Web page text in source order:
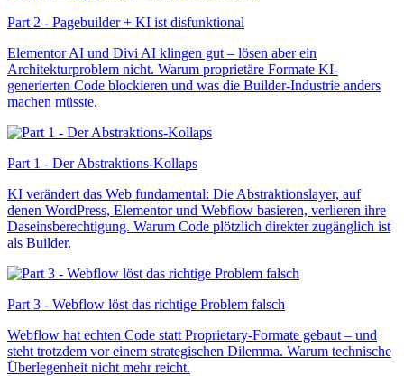
Part 2 - Pagebuilder + KI ist disfunktional
Elementor AI und Divi AI klingen gut – lösen aber ein
Architekturproblem nicht. Warum proprietäre Formate KI-
generierten Code blockieren und was die Builder-Industrie anders
machen müsste.
Part 1 - Der Abstraktions-Kollaps
KI verändert das Web fundamental: Die Abstraktionslayer, auf
denen WordPress, Elementor und Webflow basieren, verlieren ihre
Daseinsberechtigung. Warum Code plötzlich direkter zugänglich ist
als Builder.
Part 3 - Webflow löst das richtige Problem falsch
Webflow hat echten Code statt Proprietary-Formate gebaut – und
steht trotzdem vor einem strategischen Dilemma. Warum technische
Überlegenheit nicht mehr reicht.